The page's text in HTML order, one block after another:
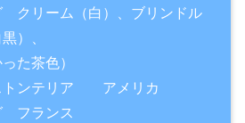
クリーム（白）、ブリンドル
）、
た茶色）
ンテリア アメリカ
フランス